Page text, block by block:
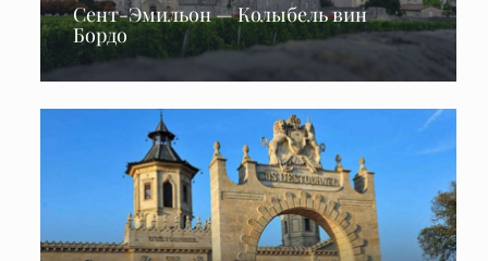
Сент-Эмильон — Колыбель вин
Бордо